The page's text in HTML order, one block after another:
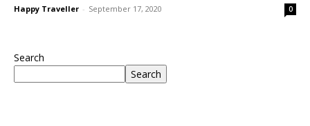
Happy Traveller - September 17, 2020 0
Search
Search